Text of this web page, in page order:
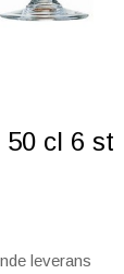
cl 6 st
leverans